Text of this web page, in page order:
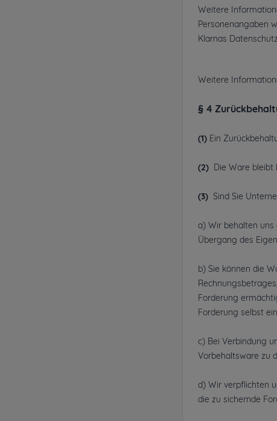
Weitere
Personenangaben
Klarnas
Weitere
§ 4
(1) Ein
(2) Die Ware bleibt
(3) Sind Sie
a) Wir behalten
Übergang des
b) Sie können die
Forderung
Forderung selbst
c) Bei Verbindung
Vorbehaltsware zu
d) Wir verpflichten
die zu sichernde